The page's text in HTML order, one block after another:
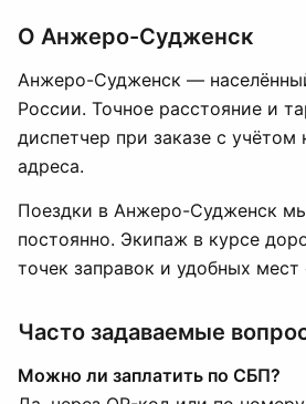
О Анжеро-Судженск
Анжеро-Судженск —
России. Точное расстояние и
диспетчер при заказе с учётом
адреса.
Поездки в Анжеро-Судженск
постоянно. Экипаж в курсе
точек заправок и удобных мест
Часто задаваемые
Можно ли заплатить по СБП?